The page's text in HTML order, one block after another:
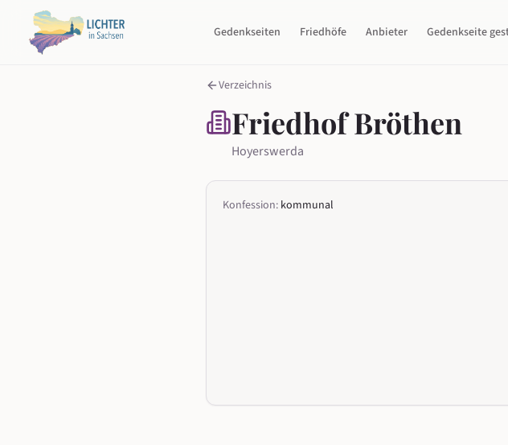
Gedenkseiten Friedhöfe Anbieter Gedenkseite
Verzeichnis
Friedhof Bröthen
Hoyerswerda
Konfession: kommunal